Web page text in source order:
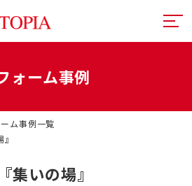
ォーム事例
ム事例一覧
集いの場』